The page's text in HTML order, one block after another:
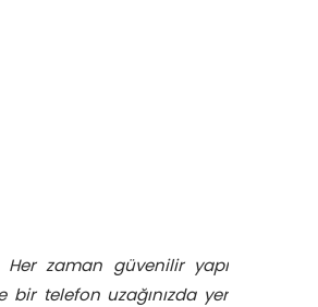
Her zaman güvenilir yapı
bir telefon uzağınızda yer